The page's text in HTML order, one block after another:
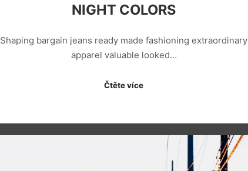
NIGHT COLORS
Shaping bargain jeans ready made fashioning extraordinary
apparel valuable looked…
Čtěte více